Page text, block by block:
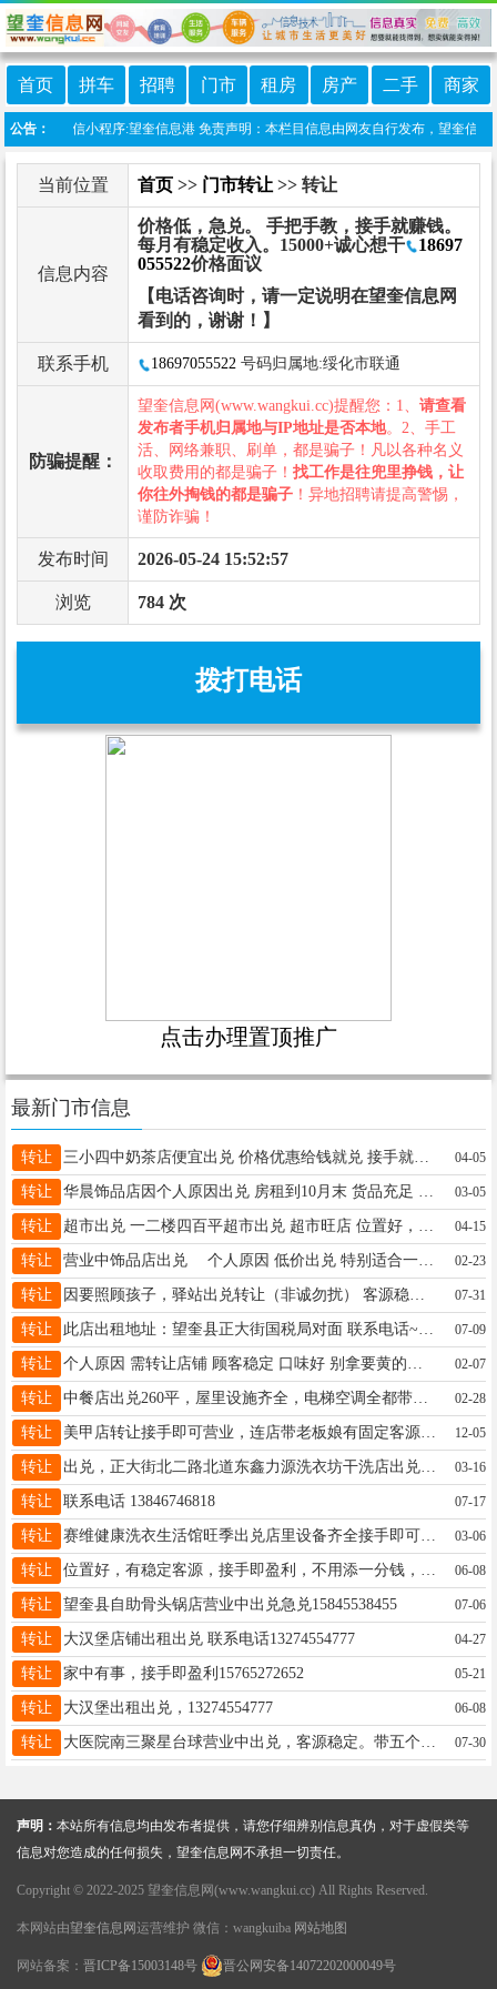
首页 拼车 招聘 门市 租房 房产 二手 商家
公告：
站上线微信小程序:望奎信息港 免责声明：本栏目信息由网友自行发布，望奎信息
当前位置 首页 >> 门市转让 >> 转让
信息内容
价格低，急兑。 手把手教，接手就赚钱。
每月有稳定收入。15000+诚心想干
18697
055522价格面议
【电话咨询时，请一定说明在望奎信息网
看到的，谢谢！】
联系手机 18697055522 号码归属地:绥化市联通
防骗提醒：
望奎信息网(www.wangkui.cc)提醒您：1、 请查看
发布者手机归属地与IP地址是否本地。2、手工
活、网络兼职、刷单，都是骗子！凡以各种名义
收取费用的都是骗子！ 找工作是往兜里挣钱，让
你往外掏钱的都是骗子 ！异地招聘请提高警惕，
谨防诈骗！
发布时间 2026-05-24 15:52:57
浏览 784 次
拨打电话
点击办理置顶推广
最新门市信息
转让 三小四中奶茶店便宜出兑 价格优惠给钱就兑 接手就挣钱 17304509659 04-05
转让 03-05
转让 04-15
转让 营业中饰品店出兑 个人原因 低价出兑 特别适合一个人的小生意 年前入手即可回本低成本高回报 非诚勿扰13258585445 02-23
转让 07-31
转让 07-09
转让 02-07
转让 中餐店出兑260平，屋里设施齐全，电梯空调全都带，低价出兑，给钱就兑.联系电话，15945555351 02-28
转让 12-05
转让 出兑，正大街北二路北道东鑫力源洗衣坊干洗店出兑急兑，因家中有事无人管理客源稳定，有意者联系电话15765796059 03-16
转让 联系电话 13846746818 07-17
转让 03-06
转让 06-08
转让 望奎县自助骨头锅店营业中出兑急兑15845538455 07-06
转让 大汉堡店铺出租出兑 联系电话13274554777 04-27
转让 家中有事，接手即盈利15765272652 05-21
转让 大汉堡出租出兑，13274554777 06-08
转让 07-30
声明： 本站所有信息均由发布者提供，请您仔细辨别信息真伪，对于虚假类等
信息对您造成的任何损失，望奎信息网不承担一切责任。
Copyright © 2022-2025 望奎信息网(www.wangkui.cc) All Rights Reserved.
本网站由望奎信息网 运营维护 微信：wangkuiba 网站地图
网站备案： 晋ICP备15003148号 晋公网安备14072202000049号